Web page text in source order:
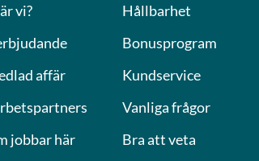
vi?
affär
jobbar här
Hållbarhet
Bonusprogram
Kundservice
Vanliga frågor
Bra att veta